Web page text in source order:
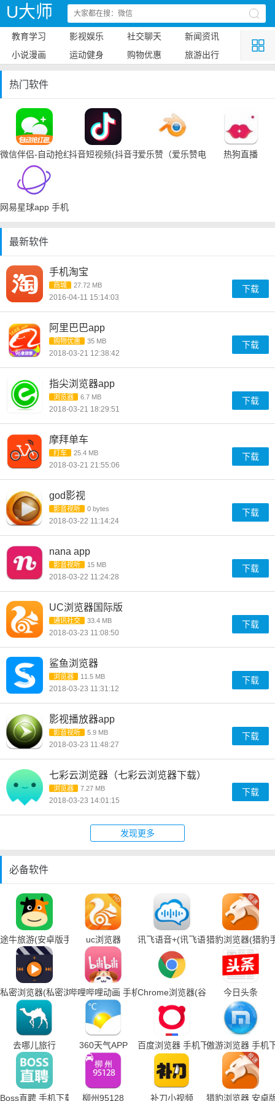
U大师
教育学习 影视娱乐 社交聊天
新闻资讯
小说漫画
运动健身 购物优惠 旅游出行
热门软件
微信伴侣-自动抢红包抖音短视频(抖音手机下载)爱乐赞（爱乐赞电脑手机下载）
热狗直播
网易星球app 手机下载
最新软件
手机淘宝
商城 27.72 MB
2016-04-11 15:14:03
下载
阿里巴巴app
购物优惠 35 MB
2018-03-21 12:38:42
下载
指尖浏览器app
浏览器 6.7 MB
2018-03-21 18:29:51
下载
摩拜单车
打车 25.4 MB
2018-03-21 21:55:06
下载
god影视
影音视听 0 bytes
2018-03-22 11:14:24
下载
nana app
影音视听 15 MB
2018-03-22 11:24:28
下载
UC浏览器国际版
通讯社交 33.4 MB
2018-03-23 11:08:50
下载
鲨鱼浏览器
浏览器 11.5 MB
2018-03-23 11:31:12
下载
影视播放器app
影音视听 5.9 MB
2018-03-23 11:48:27
下载
七彩云浏览器（七彩云浏览器下载）
浏览器 7.27 MB
2018-03-23 14:01:15
下载
发现更多
必备软件
途牛旅游(安卓版手机下载)uc浏览器 讯飞语音+(讯飞语音输入法手机下
猎豹浏览器(猎豹
私密浏览器(私密浏览器手机下载)
哔哩哔哩动画 手机下载Chrome浏览器(谷歌浏览器手机下
今日头条
去哪儿旅行 360天气APP 百度浏览器 手机下载傲游浏览器 手机
Boss直聘 手机下载 柳州95128 补刀小视频 猎豹浏览器 安卓